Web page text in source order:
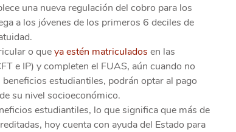
una nueva regulación del cobro para los
a los jóvenes de los primeros 6 deciles de
o que ya estén matriculados en las
e IP) y completen el FUAS, aún cuando no
estudiantiles, podrán optar al pago
su nivel socioeconómico.
estudiantiles, lo que significa que más de
hoy cuenta con ayuda del Estado para